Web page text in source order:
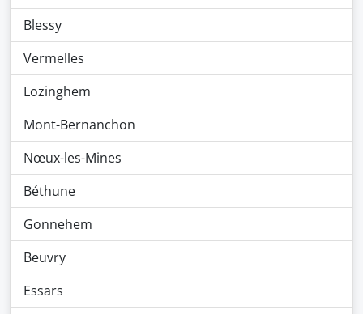
Blessy
Vermelles
Lozinghem
Mont-Bernanchon
Nœux-les-Mines
Béthune
Gonnehem
Beuvry
Essars